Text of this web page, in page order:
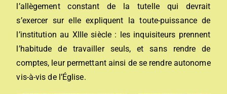
l’allègement constant de la tutelle qui devrait
s’exercer sur elle expliquent la toute-puissance de
l’institution au XIIIe siècle : les inquisiteurs prennent
l’habitude de travailler seuls, et sans rendre de
comptes, leur permettant ainsi de se rendre autonome
vis-à-vis de l’Église.